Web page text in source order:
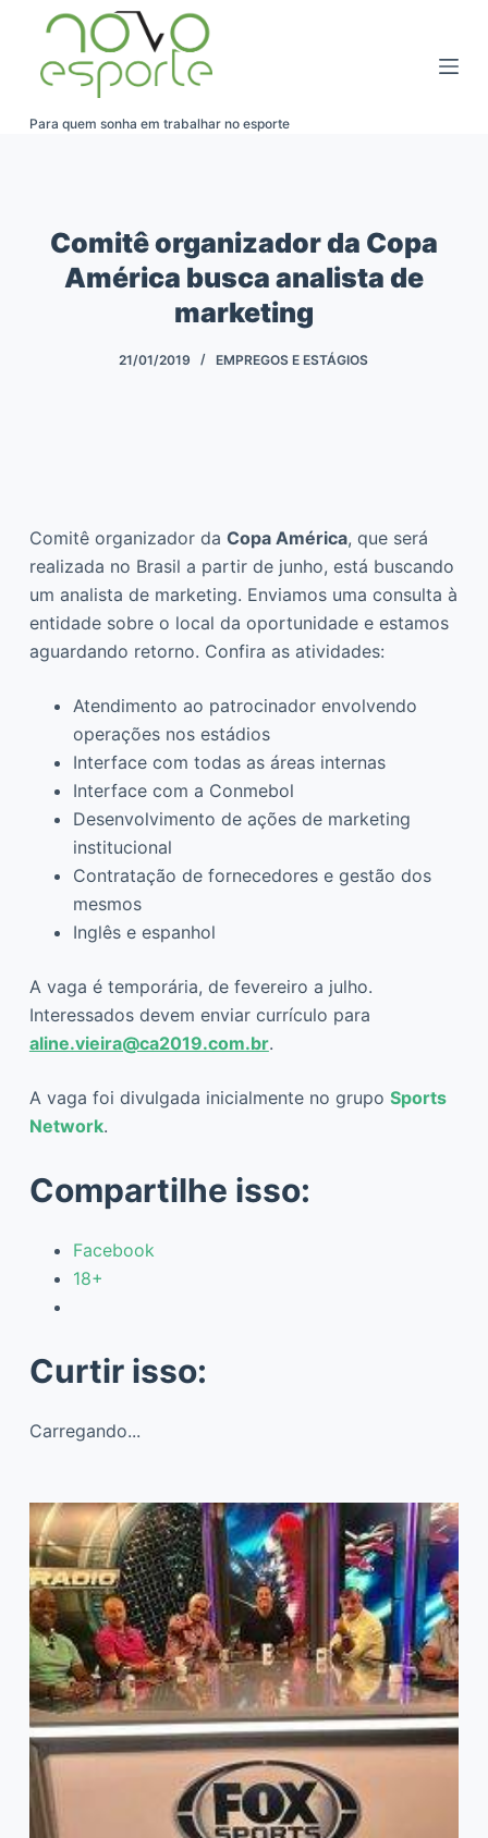
Para quem sonha em trabalhar no esporte
Comitê organizador da Copa
América busca analista de
marketing
21/01/2019 EMPREGOS E ESTÁGIOS
Comitê organizador da Copa América, que será
realizada no Brasil a partir de junho, está buscando
um analista de marketing. Enviamos uma consulta à
entidade sobre o local da oportunidade e estamos
aguardando retorno. Confira as atividades:
Atendimento ao patrocinador envolvendo
operações nos estádios
Interface com todas as áreas internas
Interface com a Conmebol
Desenvolvimento de ações de marketing
institucional
Contratação de fornecedores e gestão dos
mesmos
Inglês e espanhol
A vaga é temporária, de fevereiro a julho.
Interessados devem enviar currículo para
aline.vieira@ca2019.com.br.
A vaga foi divulgada inicialmente no grupo Sports
Network.
Compartilhe isso:
Facebook
18+
Curtir isso:
Carregando...